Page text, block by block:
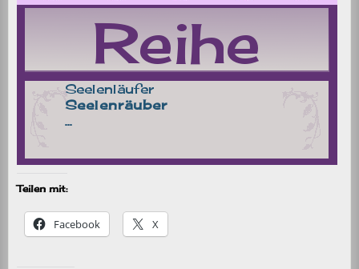
Teilen mit:
Facebook X